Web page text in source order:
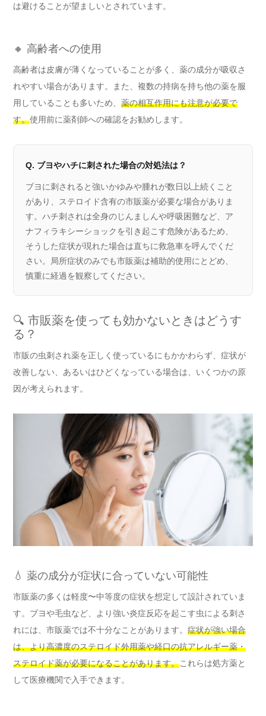
は避けることが望ましいとされています。
🔸 高齢者への使用
高齢者は皮膚が薄くなっていることが多く、薬の成分が吸収さ
れやすい場合があります。また、複数の持病を持ち他の薬を服
用していることも多いため、 薬の相互作用にも注意が必要で
す。使用前に薬剤師への確認をお勧めします。
Q. ブヨやハチに刺された場合の対処法は？
ブヨに刺されると強いかゆみや腫れが数日以上続くこと
があり、ステロイド含有の市販薬が必要な場合がありま
す。ハチ刺されは全身のじんましんや呼吸困難など、ア
ナフィラキシーショックを引き起こす危険があるため、
そうした症状が現れた場合は直ちに救急車を呼んでくだ
さい。局所症状のみでも市販薬は補助的使用にとどめ、
慎重に経過を観察してください。
🔍 市販薬を使っても効かないときはどうす
る？
市販の虫刺され薬を正しく使っているにもかかわらず、症状が
改善しない、あるいはひどくなっている場合は、いくつかの原
因が考えられます。
💧 薬の成分が症状に合っていない可能性
市販薬の多くは軽度〜中等度の症状を想定して設計されていま
す。ブヨや毛虫など、より強い炎症反応を起こす虫による刺さ
れには、市販薬では不十分なことがあります。 症状が強い場合
は、より高濃度のステロイド外用薬や経口の抗アレルギー薬・
ステロイド薬が必要になることがあります。これらは処方薬と
して医療機関で入手できます。